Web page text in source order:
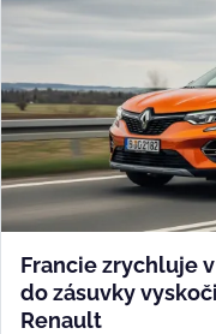
Francie zrychluje
do zásuvky
Renault